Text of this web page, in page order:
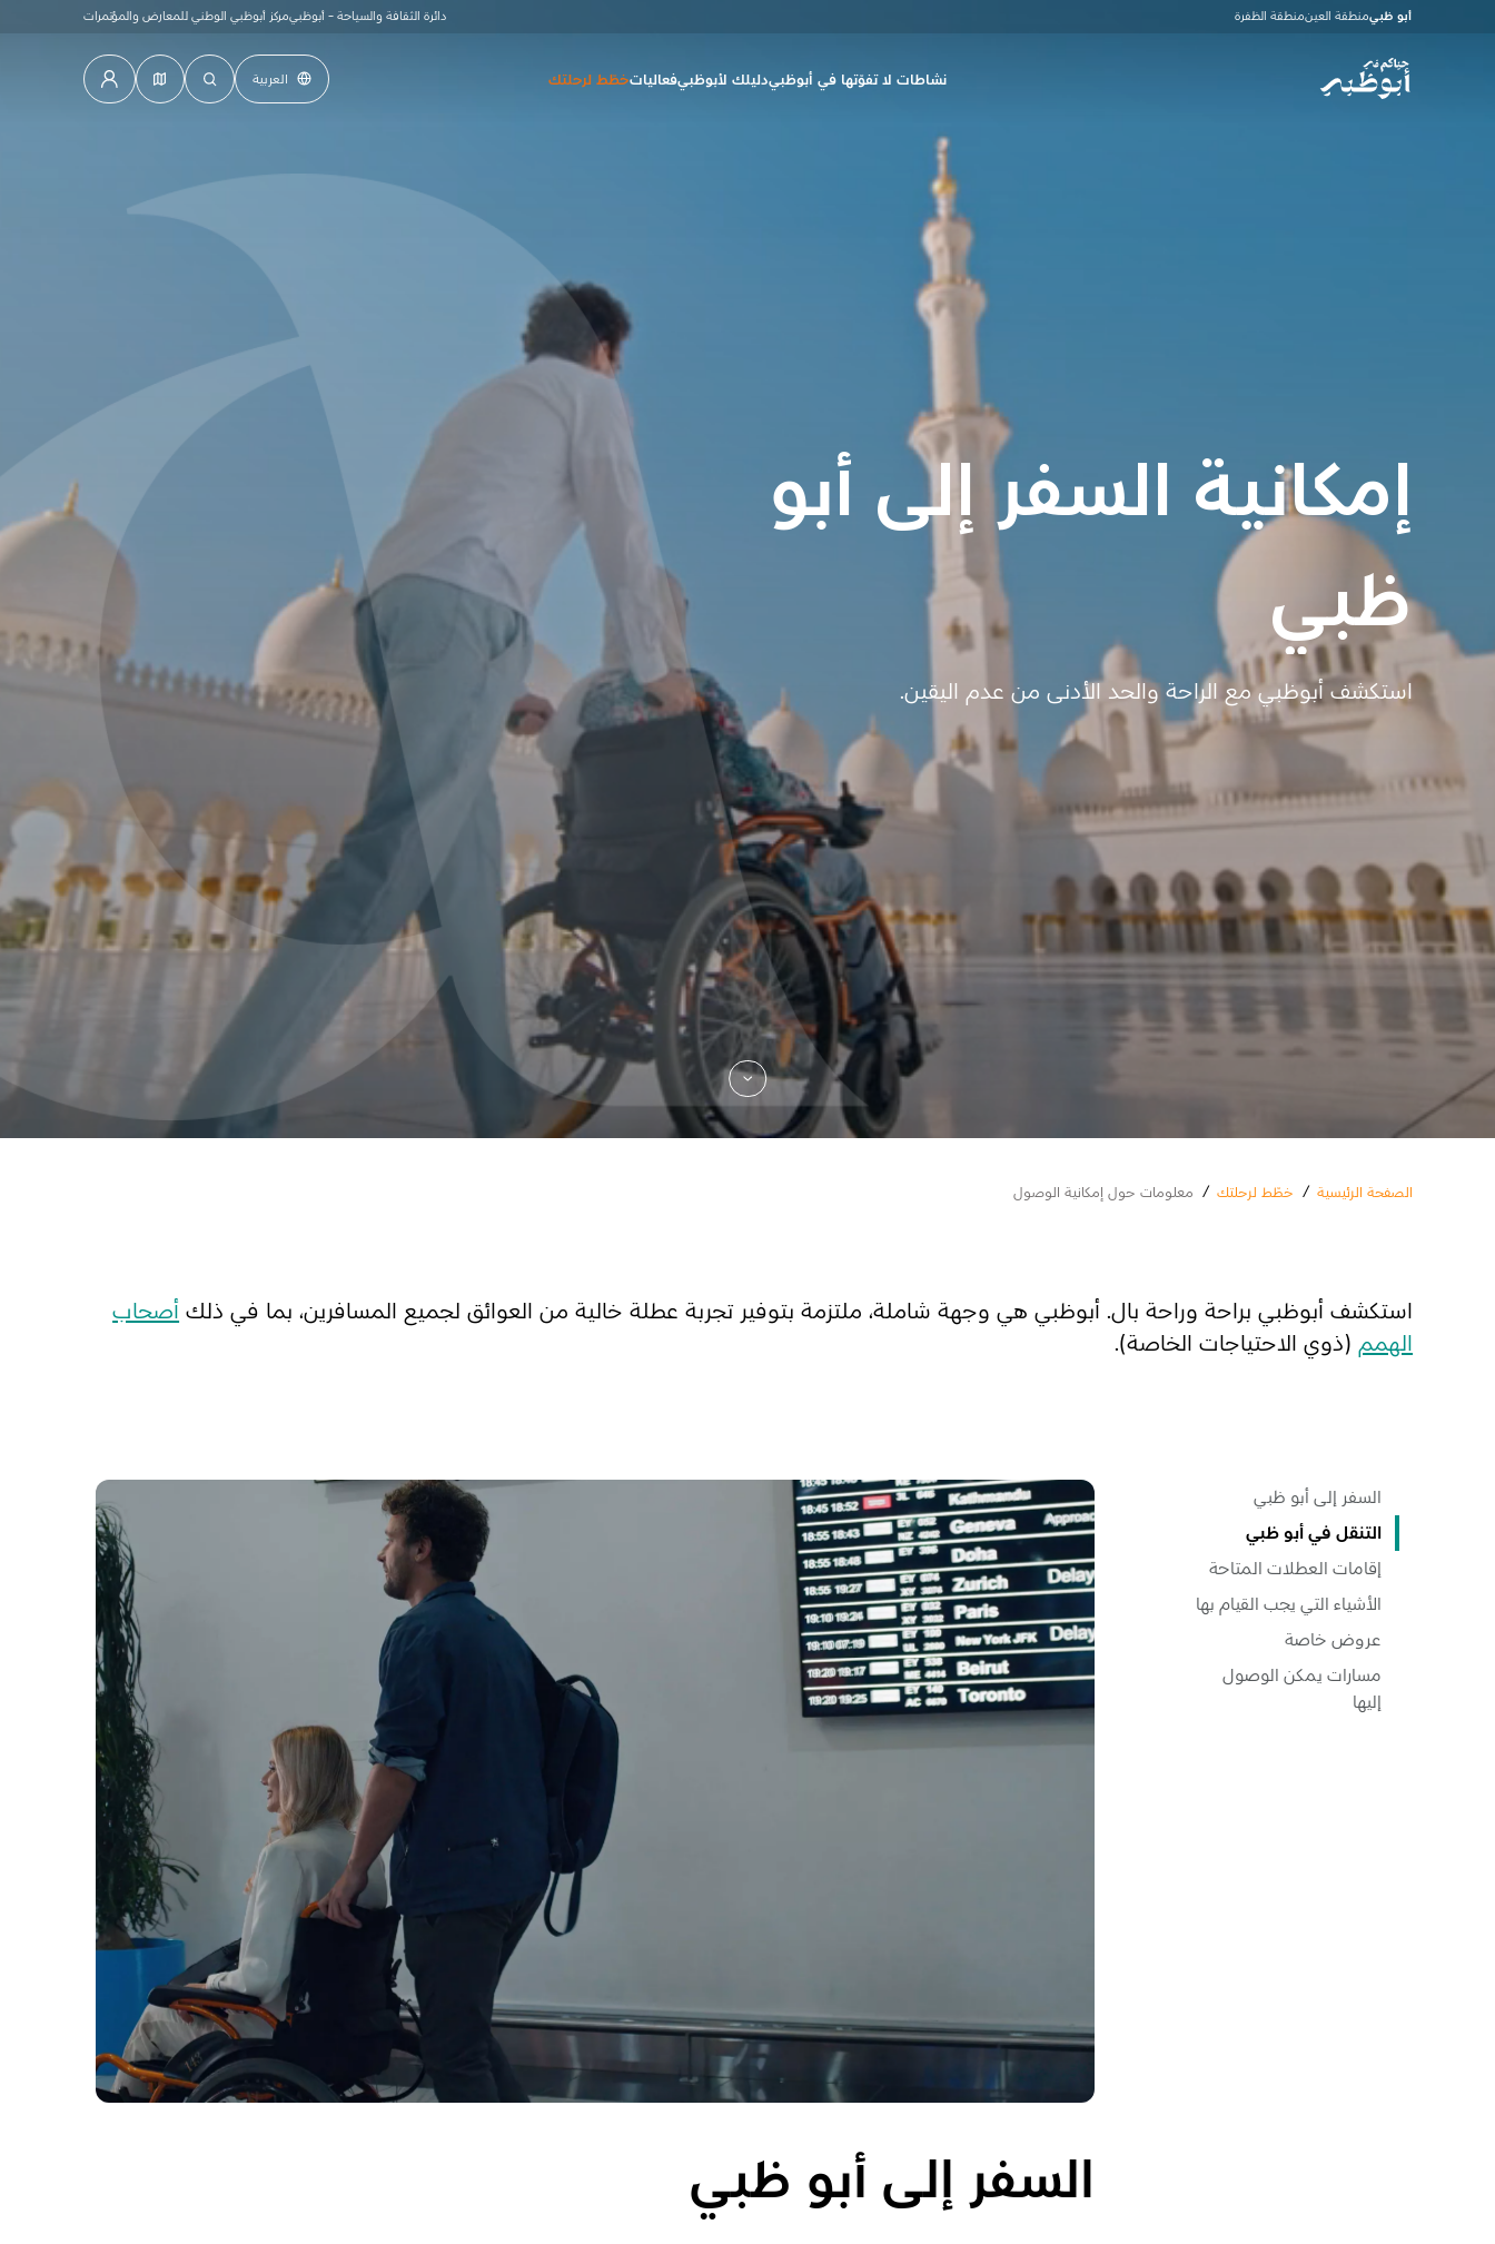
أبو ظبيمنطقة العينمنطقة الظفرة دائرة الثقافة والسياحة - أبوظبيمركز أبوظبي الوطني للمعارض والمؤتمرات
نشاطات لا تفوّتها في أبوظبيدليلك لأبوظبيفعالياتخطّط لرحلتك العربية
إمكانية السفر إلى أبو
ظبي
استكشف أبوظبي مع الراحة والحد الأدنى من عدم اليقين.
الصفحة الرئيسية / خطّط لرحلتك / معلومات حول إمكانية الوصول
استكشف أبوظبي براحة وراحة بال. أبوظبي هي وجهة شاملة، ملتزمة بتوفير تجربة عطلة خالية من العوائق لجميع المسافرين، بما في ذلك أصحاب
الهمم (ذوي الاحتياجات الخاصة).
السفر إلى أبو ظبي
التنقل في أبو ظبي
إقامات العطلات المتاحة
الأشياء التي يجب القيام بها
عروض خاصة
مسارات يمكن الوصول
إليها
السفر إلى أبو ظبي